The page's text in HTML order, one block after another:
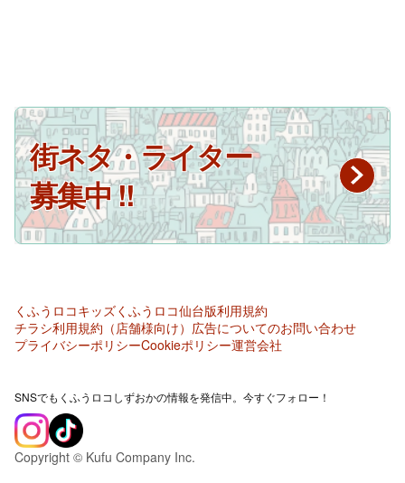
街ネタ・ライター
募集中 !!
くふうロコキッズくふうロコ仙台版利用規約
チラシ利用規約（店舗様向け） 広告についてのお問い合わせ
プライバシーポリシーCookieポリシー運営会社
SNSでもくふうロコしずおかの情報を発信中。今すぐフォロー！
Copyright © Kufu Company Inc.